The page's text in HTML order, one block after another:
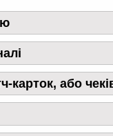
карток, або